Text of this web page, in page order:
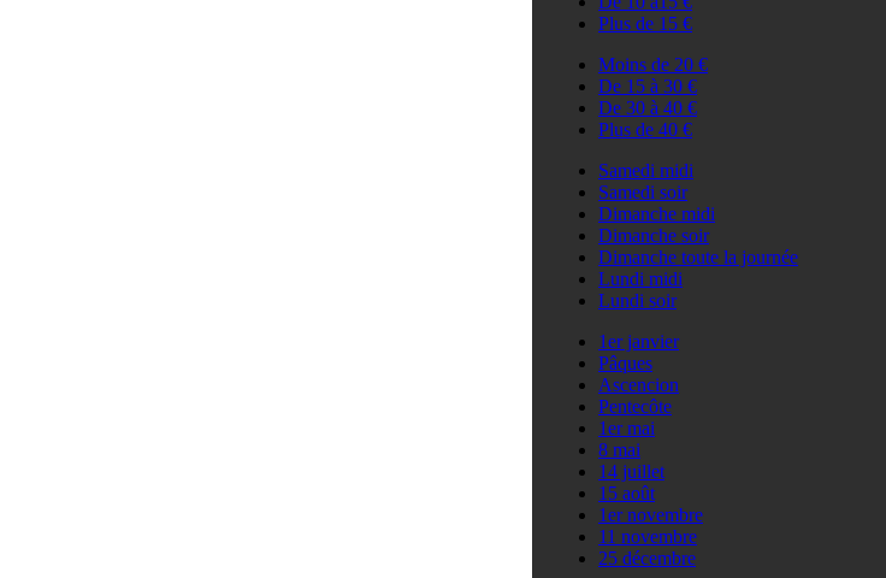
Plus de 15 €
Moins de 20 €
De 15 à 30 €
De 30 à 40 €
Plus de 40 €
Samedi midi
Samedi soir
Dimanche midi
Dimanche soir
Dimanche toute la journée
Lundi midi
Lundi soir
1er janvier
Pâques
Ascencion
Pentecôte
1er mai
8 mai
14 juillet
15 août
1er novembre
11 novembre
25 décembre